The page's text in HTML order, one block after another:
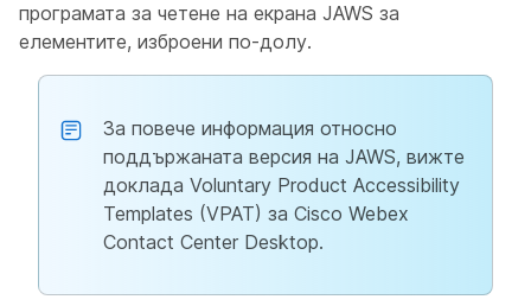
програмата за четене на екрана JAWS за
елементите, изброени по-долу.
За повече информация относно
поддържаната версия на JAWS, вижте
доклада Voluntary Product Accessibility
Templates (VPAT) за Cisco Webex
Contact Center Desktop.